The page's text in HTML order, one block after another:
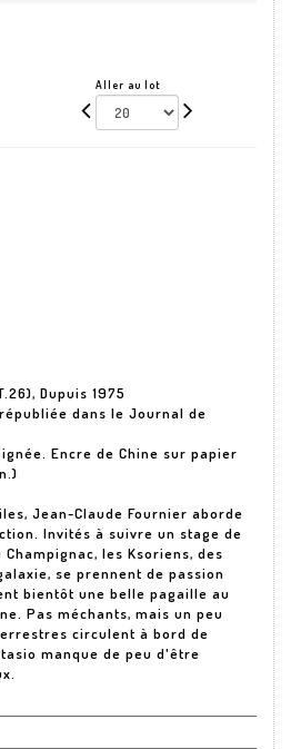
Aller au lot
Dupuis 1975
dans le Journal de
Encre de Chine sur papier
Jean-Claude Fournier aborde
Invités à suivre un stage de
les Ksoriens, des
se prennent de passion
bientôt une belle pagaille au
Pas méchants, mais un peu
circulent à bord de
manque de peu d'être